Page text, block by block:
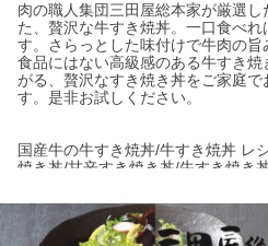
肉の職人集団三田屋総本家が厳選
た、贅沢な牛すき焼丼。一口食べ
す。さらっとした味付けで牛肉の
食品にはない高級感のある牛すき
がる、贅沢なすき焼き丼をご家庭で
す。是非お試しください。
国産牛の牛すき焼丼/牛すき焼丼 レ
焼き丼/甘辛すき焼き丼/牛すき焼き
すき焼き丼 レトルト/レトルト す
アムすき焼き丼 レトルト/和牛すき
レトルト 牛肉丼 すき焼き風/本格す